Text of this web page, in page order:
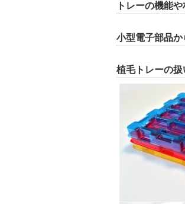
トレーの機能
小型電子部品か
植毛トレーの扱